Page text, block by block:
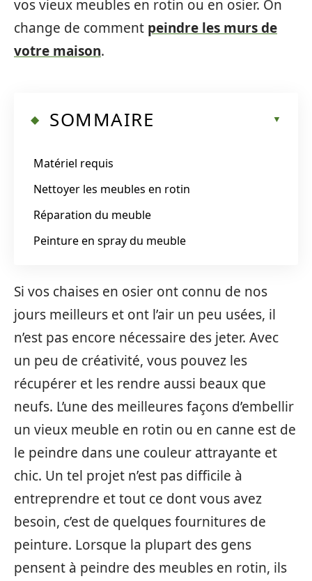
vos vieux meubles en rotin ou en osier. On
change de comment peindre les murs de
votre maison.
SOMMAIRE
Matériel requis
Nettoyer les meubles en rotin
Réparation du meuble
Peinture en spray du meuble
Si vos chaises en osier ont connu de nos
jours meilleurs et ont l’air un peu usées, il
n’est pas encore nécessaire des jeter. Avec
un peu de créativité, vous pouvez les
récupérer et les rendre aussi beaux que
neufs. L’une des meilleures façons d’embellir
un vieux meuble en rotin ou en canne est de
le peindre dans une couleur attrayante et
chic. Un tel projet n’est pas difficile à
entreprendre et tout ce dont vous avez
besoin, c’est de quelques fournitures de
peinture. Lorsque la plupart des gens
pensent à peindre des meubles en rotin, ils